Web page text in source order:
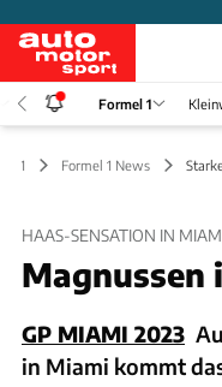
Formel 1
1 Formel 1 News
HAAS-SENSATION IN
Magnussen
GP MIAMI 2023
in Miami kommt